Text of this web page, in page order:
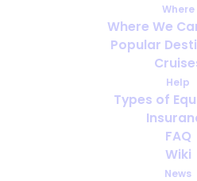
Where
Where We
Popular
Help
Types of
FAQ
Wiki
News
2
Linderung